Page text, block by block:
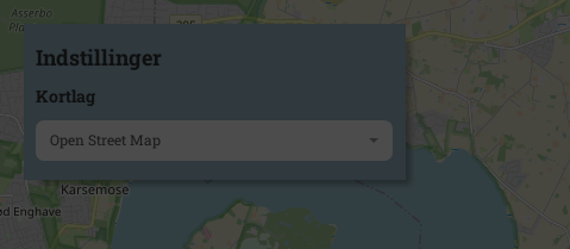
Indstillinger
Kortlag
Open Street Map